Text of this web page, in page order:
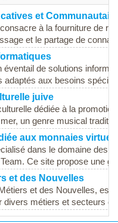
et
à la fourniture de
et le partage de
de solutions
adaptés aux besoins
juive
dédiée à la
un genre musical
aux monnaies
dans le domaine des
Ce site propose une
et des Nouvelles
et des Nouvelles, est
métiers et secteurs